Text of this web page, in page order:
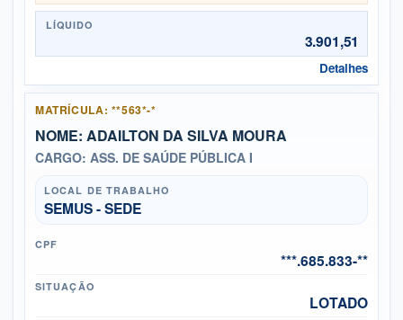
LÍQUIDO
3.901,51
Detalhes
MATRÍCULA: **563*-*
NOME: ADAILTON DA SILVA MOURA
CARGO: ASS. DE SAÚDE PÚBLICA I
LOCAL DE TRABALHO
SEMUS - SEDE
CPF
***.685.833-**
SITUAÇÃO
LOTADO